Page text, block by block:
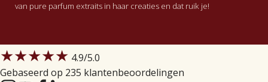
van pure parfum extraits in haar creaties en dat ruik je!
★★★★★ 4.9/5.0
Gebaseerd op 235 klantenbeoordelingen